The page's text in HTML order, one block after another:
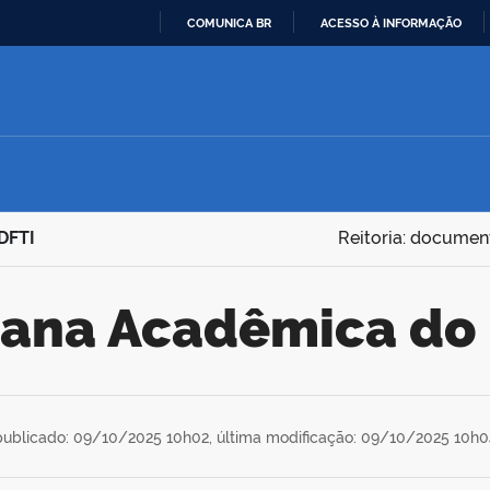
CONTEÚDO
COMUNICA BR ACESSO À INFORMAÇÃO
Reitoria:
Acadêmica do
09/10/2025 10h02, última modificação: 09/10/2025